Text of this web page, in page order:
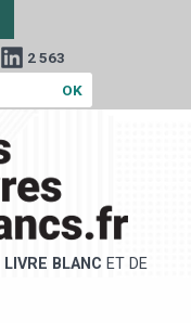
2 563
LIVRE BLANC ET DE